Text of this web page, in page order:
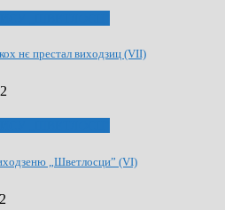
нє престал виходзиц (VII)
„Шветлосци” (VI)